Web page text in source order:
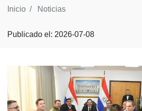
Inicio Noticias
Publicado el: 2026-07-08